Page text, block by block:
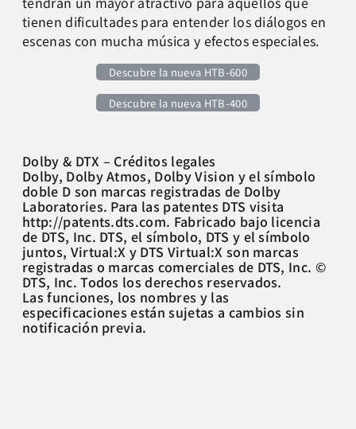
tienen dificultades para entender los diálogos en
escenas con mucha música y efectos especiales.
Descubre la nueva HTB-600
Descubre la nueva HTB-400
Dolby & DTX – Créditos legales
Dolby, Dolby Atmos, Dolby Vision y el símbolo
doble D son marcas registradas de Dolby
Laboratories. Para las patentes DTS visita
http://patents.dts.com. Fabricado bajo licencia
de DTS, Inc. DTS, el símbolo, DTS y el símbolo
juntos, Virtual:X y DTS Virtual:X son marcas
registradas o marcas comerciales de DTS, Inc. ©
DTS, Inc. Todos los derechos reservados.
Las funciones, los nombres y las
especificaciones están sujetas a cambios sin
notificación previa.